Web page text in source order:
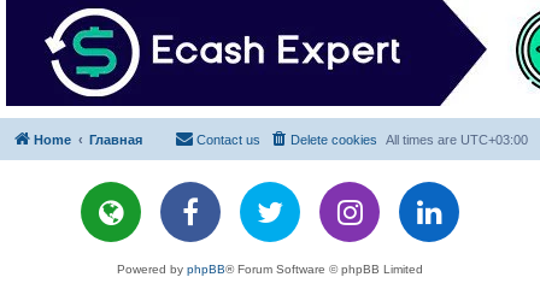
Home Главная All times are UTC+03:00
Delete cookies
Contact us
Powered by phpBB® Forum Software © phpBB Limited